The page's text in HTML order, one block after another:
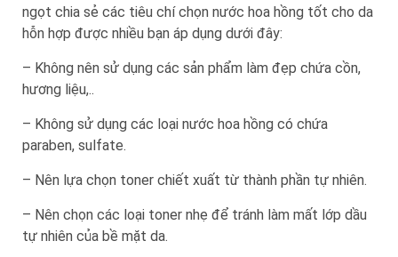
ngọt chia sẻ các tiêu chí chọn nước hoa hồng tốt cho da
hỗn hợp được nhiều bạn áp dụng dưới đây:
– Không nên sử dụng các sản phẩm làm đẹp chứa cồn,
hương liệu,..
– Không sử dụng các loại nước hoa hồng có chứa
paraben, sulfate.
– Nên lựa chọn toner chiết xuất từ thành phần tự nhiên.
– Nên chọn các loại toner nhẹ để tránh làm mất lớp dầu
tự nhiên của bề mặt da.